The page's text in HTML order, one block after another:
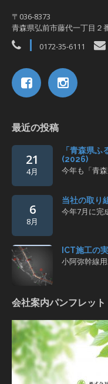
〒036-8373
青森県弘前市藤代一丁目２
0172-35-6111
最近の投稿
21
4月
「青森県
(2026)
今年も「青
6
8月
当社の取り
今年7月に完
ICT施工の
小阿弥幹線
会社案内パンフレット